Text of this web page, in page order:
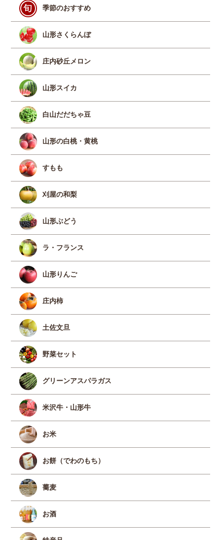
季節のおすすめ
山形さくらんぼ
庄内砂丘メロン
山形スイカ
白山だだちゃ豆
山形の白桃・黄桃
すもも
刈屋の和梨
山形ぶどう
ラ・フランス
山形りんご
庄内柿
土佐文旦
野菜セット
グリーンアスパラガス
米沢牛・山形牛
お米
お餅（でわのもち）
蕎麦
お酒